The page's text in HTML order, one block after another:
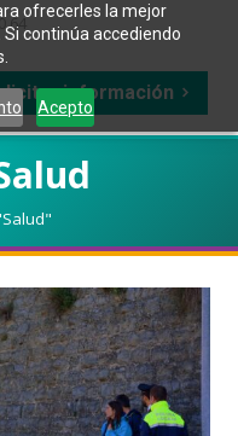
ofrecerles la mejor
continúa accediendo
Acepto
64
información